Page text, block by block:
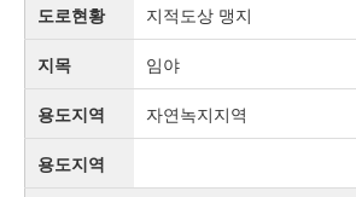
도로현황 지적도상 맹지
지목 임야
용도지역 자연녹지지역
용도지역